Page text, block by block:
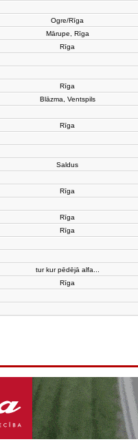
Ogre/Rīga
Mārupe, Rīga
Rīga
Rīga
Blāzma, Ventspils
Rīga
Saldus
Rīga
Rīga
Rīga
tur kur pēdējā alfa...
Rīga